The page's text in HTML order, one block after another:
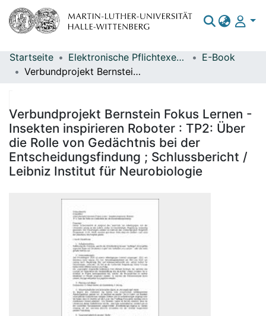
Bereiche & Sammlungen
Statistiken
Startseite Elektronische Pflichtexemplare
E-Book
Verbundprojekt Bernstein Fokus Lernen - Insekten inspirieren Roboter : TP2: Über die Rolle von Gedächtnis bei der Entscheidungsfindung ; Schlussbericht / Leibniz Institut für Neurobiologie
Verbundprojekt Bernstein Fokus Lernen -
Insekten inspirieren Roboter : TP2: Über
die Rolle von Gedächtnis bei der
Entscheidungsfindung ; Schlussbericht /
Leibniz Institut für Neurobiologie